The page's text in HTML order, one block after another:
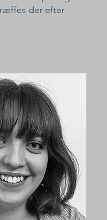
der efter